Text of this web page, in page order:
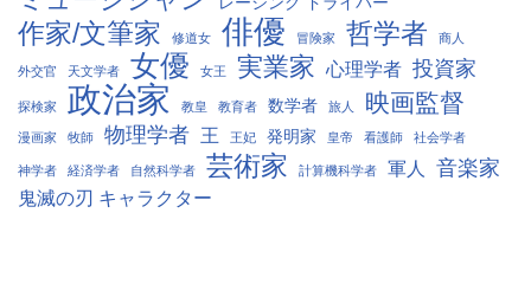
作家/文筆家 修道女 俳優 冒険家 哲学者 商人
外交官 天文学者 女優 女王 実業家 心理学者 投資家
探検家 政治家 教皇 教育者 数学者 旅人 映画監督
漫画家 牧師 物理学者 王 王妃 発明家 皇帝 看護師 社会学者
神学者 経済学者 自然科学者 芸術家 計算機科学者 軍人 音楽家
鬼滅の刃 キャラクター